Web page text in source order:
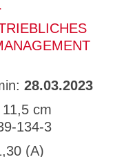
28.03.2023
cm
134-3
(A)